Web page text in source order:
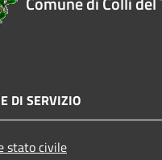
DI SERVIZIO
stato civile